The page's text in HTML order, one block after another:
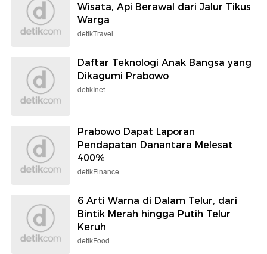
Wisata, Api Berawal dari Jalur Tikus
Warga
detikTravel
Daftar Teknologi Anak Bangsa yang
Dikagumi Prabowo
detikInet
Prabowo Dapat Laporan
Pendapatan Danantara Melesat
400%
detikFinance
6 Arti Warna di Dalam Telur, dari
Bintik Merah hingga Putih Telur
Keruh
detikFood